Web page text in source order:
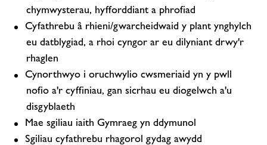
chymwysterau, hyfforddiant a phrofiad
Cyfathrebu â rhieni/gwarcheidwaid y plant ynghylch
eu datblygiad, a rhoi cyngor ar eu dilyniant drwy'r
rhaglen
Cynorthwyo i oruchwylio cwsmeriaid yn y pwll
nofio a'r cyffiniau, gan sicrhau eu diogelwch a'u
disgyblaeth
Mae sgiliau iaith Gymraeg yn ddymunol
Sgiliau cyfathrebu rhagorol gydag awydd